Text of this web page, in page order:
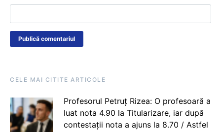
CELE MAI CITITE ARTICOLE
Profesorul Petruț Rizea: O profesoară a
luat nota 4.90 la Titularizare, iar după
contestații nota a ajuns la 8.70 / Astfel